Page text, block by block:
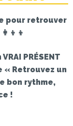
pour retrouver
PRÉSENT
« Retrouvez un
bon rythme,
!